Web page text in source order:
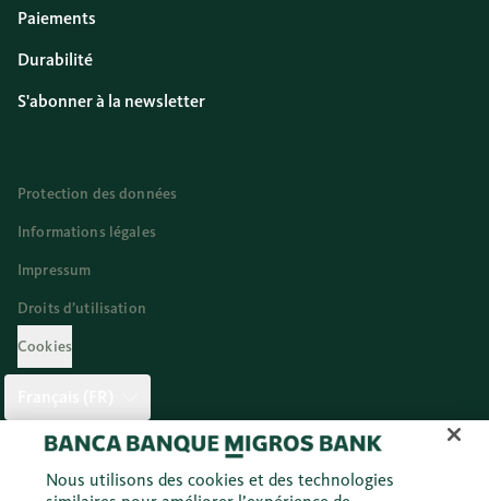
Paiements
Durabilité
S'abonner à la newsletter
Protection des données
Informations légales
Impressum
Droits d’utilisation
Cookies
Twitter Facebook Instagram Youtube
Nous utilisons des cookies et des technologies